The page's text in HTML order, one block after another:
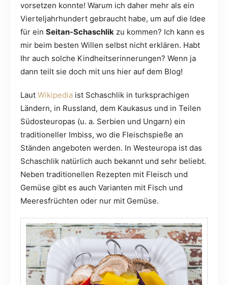
vorsetzen konnte! Warum ich daher mehr als ein
Vierteljahrhundert gebraucht habe, um auf die Idee
für ein Seitan-Schaschlik zu kommen? Ich kann es
mir beim besten Willen selbst nicht erklären. Habt
Ihr auch solche Kindheitserinnerungen? Wenn ja
dann teilt sie doch mit uns hier auf dem Blog!
Laut Wikipedia ist Schaschlik in turksprachigen
Ländern, in Russland, dem Kaukasus und in Teilen
Südosteuropas (u. a. Serbien und Ungarn) ein
traditioneller Imbiss, wo die Fleischspieße an
Ständen angeboten werden. In Westeuropa ist das
Schaschlik natürlich auch bekannt und sehr beliebt.
Neben traditionellen Rezepten mit Fleisch und
Gemüse gibt es auch Varianten mit Fisch und
Meeresfrüchten oder nur mit Gemüse.